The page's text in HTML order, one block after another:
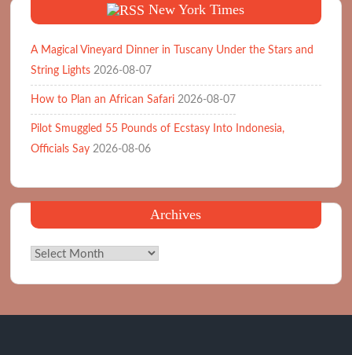
New York Times
A Magical Vineyard Dinner in Tuscany Under the Stars and
String Lights 2026-08-07
How to Plan an African Safari 2026-08-07
Pilot Smuggled 55 Pounds of Ecstasy Into Indonesia,
Officials Say 2026-08-06
Archives
Archives